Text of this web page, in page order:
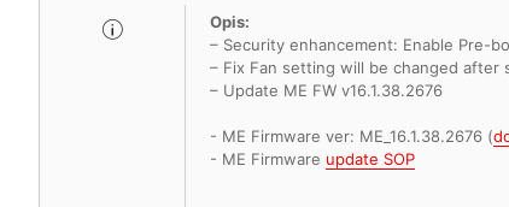
Opis:
– Security enhancement: Enable Pre-
– Fix Fan setting will be changed
– Update ME FW v16.1.38.2676
- ME Firmware ver: ME_16.1.38.2676 (
- ME Firmware update SOP